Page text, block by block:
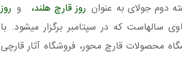
دوم جولای به عنوان روز قارچ هلند، و روز
سالهاست که در سپتامبر برگزار میشود. با
محصولات قارچ محور، فروشگاه آثار قارچی